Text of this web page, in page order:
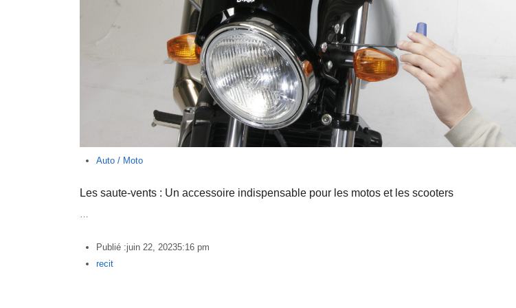
Auto / Moto
Les saute-vents : Un accessoire indispensable pour les motos et les scooters
Publié :juin 22, 20235:16 pm
Author
recit